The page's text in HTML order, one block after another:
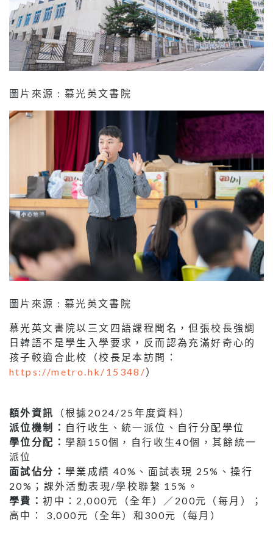
圖片來源 : 慕光英文書院
圖片來源 : 慕光英文書院
慕光英文書院以三文四語課程聞名，但張校長強調
日韓語不是學生入學要求，反而認為充滿好奇心的
孩子較適合此校（校長足本訪問：
https://metro.hk/15348/）
額外資訊
（根據2024/25年度資料）
派位機制： 自行收生、統一派位、自行分配學位
學位分配： 學額150個，自行收生40個，其餘統一
派位
面試佔分： 學業成績 40%、面試表現 25%、操行
20%；課外活動表現/學校聯繫 15%。
學費：初中：2,000元（全年）／200元（每月）；
高中： 3,000元（全年）和300元（每月）